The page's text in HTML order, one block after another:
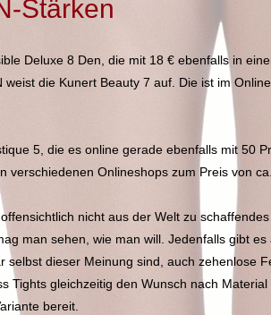
Stärken
Deluxe 8 Den, die mit 18 € ebenfalls in
weist die Kunert Beauty 7 auf. Die ist im
5, die es online gerade ebenfalls mit 50
verschiedenen Onlineshops zum Preis von
nicht aus der Welt zu
man sehen, wie man will. Jedenfalls gibt
selbst dieser Meinung sind, auch zehenlose
Tights gleichzeitig den Wunsch nach
bereit.